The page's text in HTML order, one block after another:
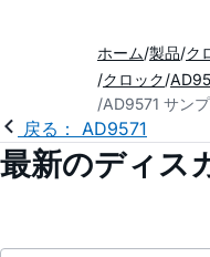
ホーム 製品 ク
クロック
AD9571 サン
戻る： AD9571
最新のディス